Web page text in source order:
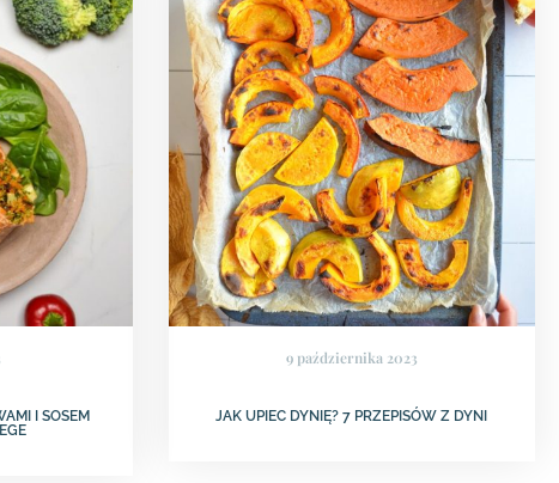
I SOSEM
9 października 2023
JAK UPIEC DYNIĘ? 7 PRZEPISÓW Z DYNI